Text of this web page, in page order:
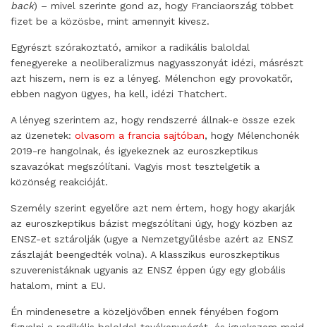
back) – mivel szerinte gond az, hogy Franciaország többet
fizet be a közösbe, mint amennyit kivesz.
Egyrészt szórakoztató, amikor a radikális baloldal
fenegyereke a neoliberalizmus nagyasszonyát idézi, másrészt
azt hiszem, nem is ez a lényeg. Mélenchon egy provokatőr,
ebben nagyon ügyes, ha kell, idézi Thatchert.
A lényeg szerintem az, hogy rendszerré állnak-e össze ezek
az üzenetek: olvasom a francia sajtóban, hogy Mélenchonék
2019-re hangolnak, és igyekeznek az euroszkeptikus
szavazókat megszólítani. Vagyis most tesztelgetik a
közönség reakcióját.
Személy szerint egyelőre azt nem értem, hogy hogy akarják
az euroszkeptikus bázist megszólítani úgy, hogy közben az
ENSZ-et sztárolják (ugye a Nemzetgyűlésbe azért az ENSZ
zászlaját beengedték volna). A klasszikus euroszkeptikus
szuverenistáknak ugyanis az ENSZ éppen úgy egy globális
hatalom, mint a EU.
Én mindenesetre a közeljövőben ennek fényében fogom